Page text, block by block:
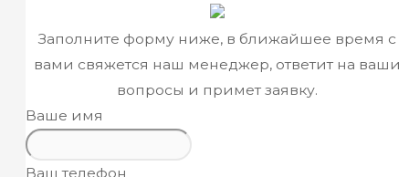
Заполните форму ниже, в ближайшее время с
вами свяжется наш менеджер, ответит на ваши
вопросы и примет заявку.
Ваше имя
Ваш телефон